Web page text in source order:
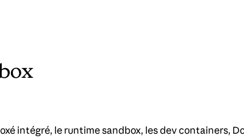
intégré, le runtime sandbox, les dev containers,